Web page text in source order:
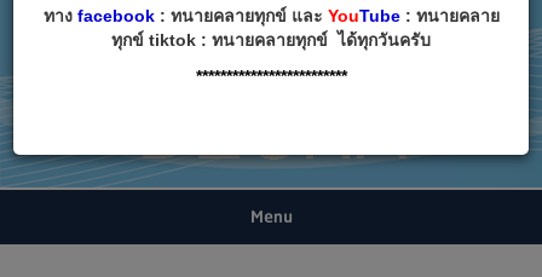
Menu
ทาง facebook: ทนายคลายทุกข์ และ YouTube: ทนายคลาย
ทุกข์ tiktok : ทนายคลายทุกข์ ได้ทุกวันครับ
*************************